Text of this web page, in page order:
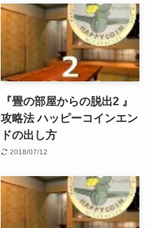
『畳の部屋からの脱出2 』
攻略法 ハッピーコインエン
ドの出し方
2018/07/12